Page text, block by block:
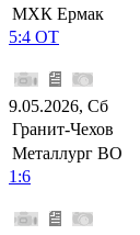
МХК Ермак
5:4 ОТ
9.05.2026, Сб
Гранит-Чехов
Металлург ВО
1:6